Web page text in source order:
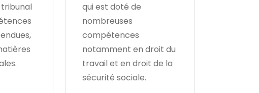
qui est doté de
nombreuses
compétences
notamment en droit du
travail et en droit de la
sécurité sociale.